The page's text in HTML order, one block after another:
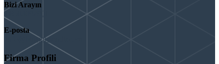
Bizi Arayın
E-posta
info@binaguclendir.com
Firma Profili